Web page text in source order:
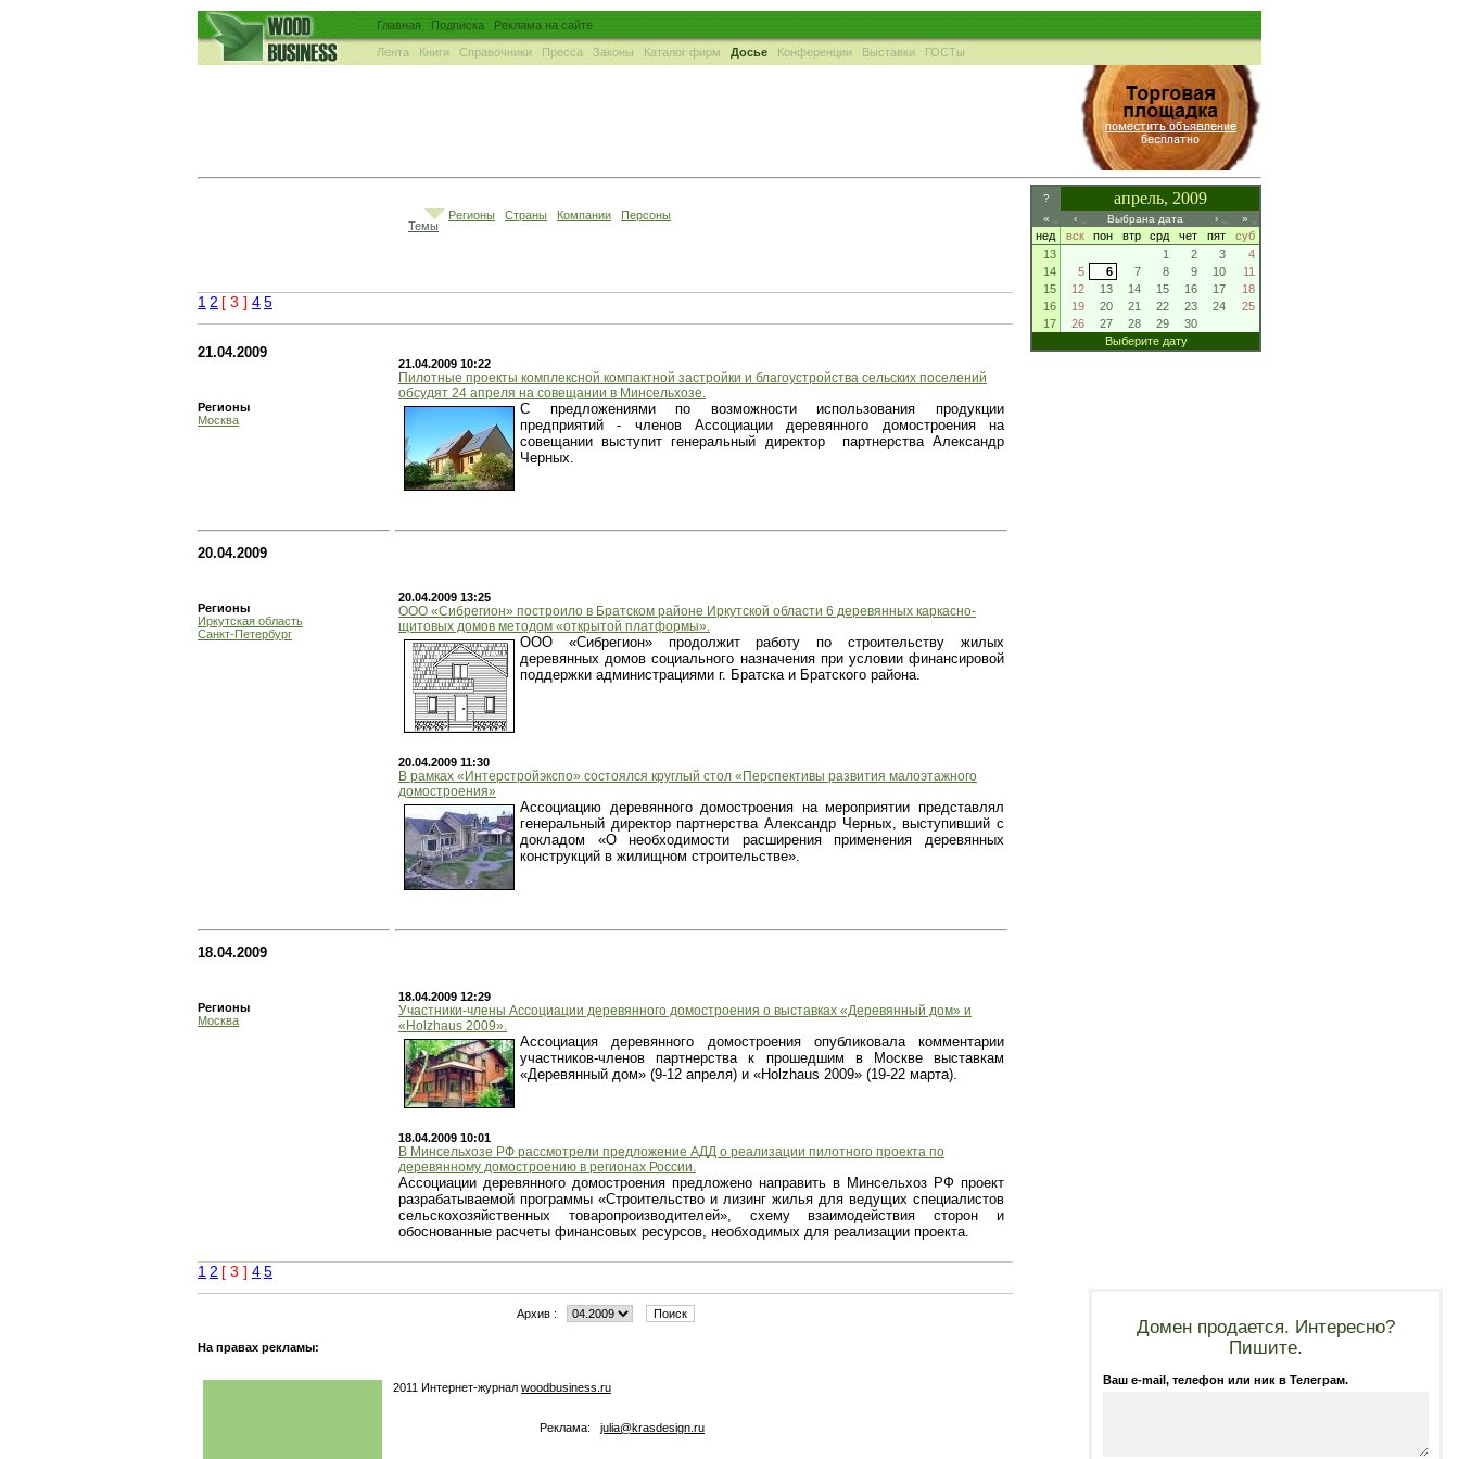
Главная Подписка Реклама на сайте
Лента Книги Справочники Пресса Законы Каталог фирм Досье Конференции Выставки ГОСТы
Темы
Регионы Страны Компании Персоны
1 2 [ 3 ] 45
21.04.2009
Регионы
Москва
21.04.2009 10:22
Пилотные проекты комплексной компактной застройки и благоустройства сельских поселений
обсудят 24 апреля на совещании в Минсельхозе.
С предложениями по возможности использования продукции
предприятий - членов Ассоциации деревянного домостроения на
совещании выступит генеральный директор партнерства Александр
Черных.
20.04.2009
Регионы
Иркутская область
Санкт-Петербург
20.04.2009 13:25
ООО «Сибрегион» построило в Братском районе Иркутской области 6 деревянных каркасно-
щитовых домов методом «открытой платформы».
ООО «Сибрегион» продолжит работу по строительству жилых
деревянных домов социального назначения при условии финансировой
поддержки администрациями г. Братска и Братского района.
20.04.2009 11:30
В рамках «Интерстройэкспо» состоялся круглый стол «Перспективы развития малоэтажного
домостроения»
Ассоциацию деревянного домостроения на мероприятии представлял
генеральный директор партнерства Александр Черных, выступивший с
докладом «О необходимости расширения применения деревянных
конструкций в жилищном строительстве».
18.04.2009
Регионы
Москва
18.04.2009 12:29
Участники-члены Ассоциации деревянного домостроения о выставках «Деревянный дом» и
«Holzhaus 2009».
Ассоциация деревянного домостроения опубликовала комментарии
участников-членов партнерства к прошедшим в Москве выставкам
«Деревянный дом» (9-12 апреля) и «Holzhaus 2009» (19-22 марта).
18.04.2009 10:01
В Минсельхозе РФ рассмотрели предложение АДД о реализации пилотного проекта по
деревянному домостроению в регионах России.
Ассоциации деревянного домостроения предложено направить в Минсельхоз РФ проект
разрабатываемой программы «Строительство и лизинг жилья для ведущих специалистов
сельскохозяйственных товаропроизводителей», схему взаимодействия сторон и
обоснованные расчеты финансовых ресурсов, необходимых для реализации проекта.
1 2 [ 3 ] 45
Архив :
? апрель, 2009
« ‹ Выбрана дата › »
нед вск пон втр срд чет пят
суб
13
1 2 3
4
14
5 6 7 8 9 10
11
15
12 13 14 15 16 17
18
16
19 20 21 22 23 24
25
17
26 27 28 29
30
Выберите дату
На правах рекламы:
2011 Интернет-журнал woodbusiness.ru
Реклама: julia@krasdesign.ru
Домен продается. Интересно?
Пишите.
Ваш e-mail, телефон или ник в Телеграм.